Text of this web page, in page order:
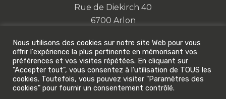
Rue de Diekirch 40
6700 Arlon
Fixe : +32 63 58 12 21
Mobile : +32 476 223 742
E-mailinfo@century21cofilux.be
Nous utilisons des cookies sur notre site Web pour vous
offrir l'expérience la plus pertinente en mémorisant vos
préférences et vos visites répétées. En cliquant sur
"Accepter tout", vous consentez à l'utilisation de TOUS les
cookies. Toutefois, vous pouvez visiter "Paramètres des
cookies" pour fournir un consentement contrôlé.